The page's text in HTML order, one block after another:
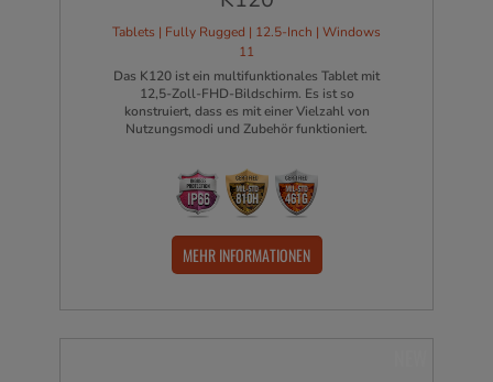
Tablets | Fully Rugged | 12.5-Inch | Windows
11
Das K120 ist ein multifunktionales Tablet mit
12,5-Zoll-FHD-Bildschirm. Es ist so
konstruiert, dass es mit einer Vielzahl von
Nutzungsmodi und Zubehör funktioniert.
MEHR INFORMATIONEN